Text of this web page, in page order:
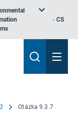
CS
Otázka 9.3.7